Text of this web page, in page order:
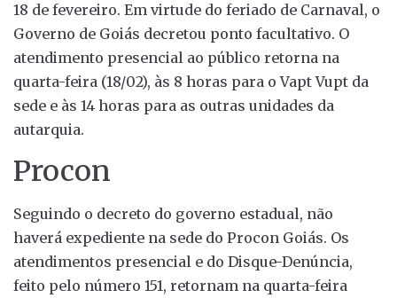
18 de fevereiro. Em virtude do feriado de Carnaval, o
Governo de Goiás decretou ponto facultativo. O
atendimento presencial ao público retorna na
quarta-feira (18/02), às 8 horas para o Vapt Vupt da
sede e às 14 horas para as outras unidades da
autarquia.
Procon
Seguindo o decreto do governo estadual, não
haverá expediente na sede do Procon Goiás. Os
atendimentos presencial e do Disque-Denúncia,
feito pelo número 151, retornam na quarta-feira